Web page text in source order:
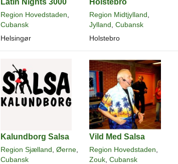
Latin Nights 3000
Region Hovedstaden
Cubansk
Helsingør
Holstebro
Region Midtjylland
Jylland ,Cubansk
Holstebro
Kalundborg Salsa
Region Sjælland Øerne,
Cubansk
Vild Med Salsa
Region Hovedstaden
Zouk ,Cubansk